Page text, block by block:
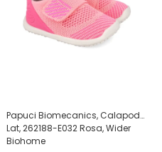
Papuci Biomecanics, Calapod
Lat, 262188-E032 Rosa, Wider
Biohome